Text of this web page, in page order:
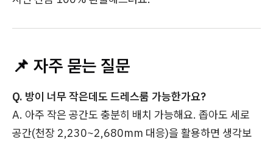
📌 자주 묻는 질문
Q. 방이 너무 작은데도 드레스룸 가능한가요?
A. 아주 작은 공간도 충분히 배치 가능해요. 좁아도 세로
공간(천장 2,230~2,680mm 대응)을 활용하면 생각보